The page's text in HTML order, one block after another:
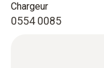
0554 0085
Chargeur